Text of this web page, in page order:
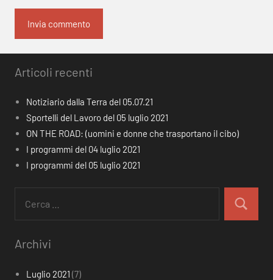
Articoli recenti
Notiziario dalla Terra del 05.07.21
Sportelli del Lavoro del 05 luglio 2021
ON THE ROAD: (uomini e donne che trasportano il cibo)
I programmi del 04 luglio 2021
I programmi del 05 luglio 2021
per:
Cerca
Archivi
Luglio 2021 (7)